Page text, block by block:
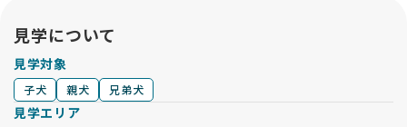
見学について
見学対象
子犬 親犬 兄弟犬
見学エリア